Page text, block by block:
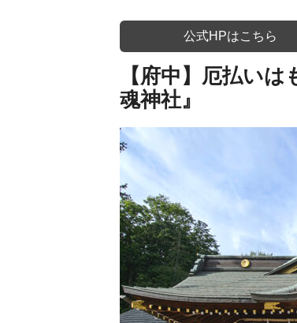
公式HPはこちら
【府中】厄払い
魂神社』